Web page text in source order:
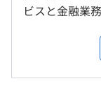
目標設定および
ャリア成長を非
＜変更範囲＞
ビスと金融業
イノベーショ
ビスの研究開
は全てプライ